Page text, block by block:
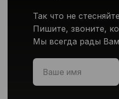
Так что не
Пишите, звоните,
Мы всегда рады